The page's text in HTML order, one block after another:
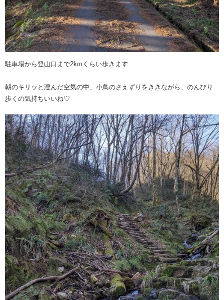
駐車場から登山口まで2kmくらい歩きます
朝のキリッと澄んだ空気の中、小鳥のさえずりをききながら、のんびり
歩くの気持ちいい️ね♡